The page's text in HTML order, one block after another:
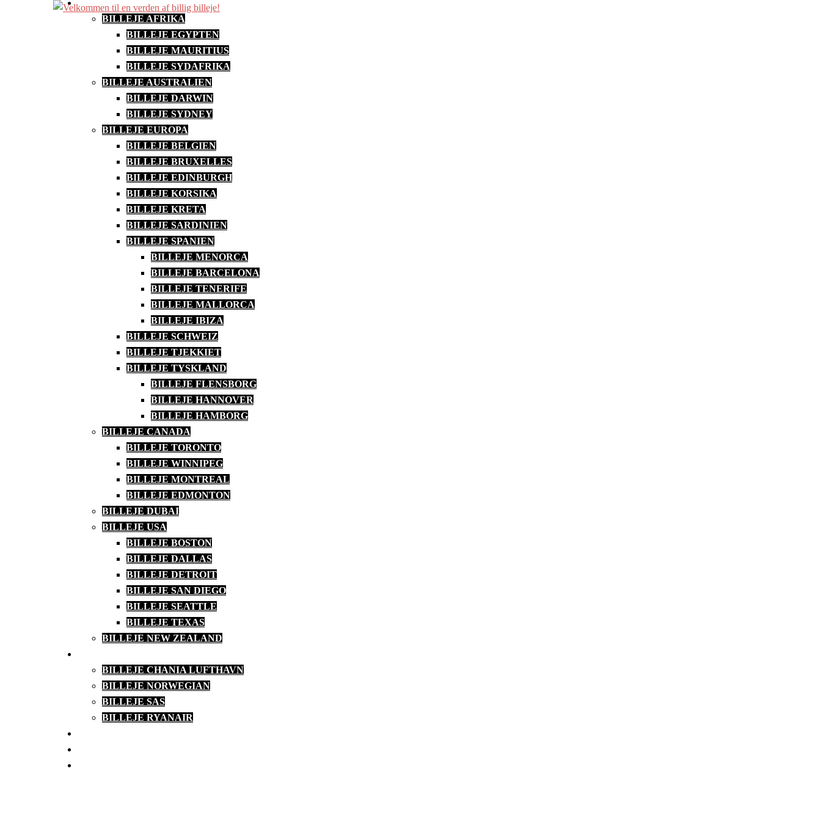
BILLEJE I HELE VERDEN
BILLEJE AFRIKA
BILLEJE EGYPTEN
BILLEJE MAURITIUS
BILLEJE SYDAFRIKA
BILLEJE AUSTRALIEN
BILLEJE DARWIN
BILLEJE SYDNEY
BILLEJE EUROPA
BILLEJE BELGIEN
BILLEJE BRUXELLES
BILLEJE EDINBURGH
BILLEJE KORSIKA
BILLEJE KRETA
BILLEJE SARDINIEN
BILLEJE SPANIEN
BILLEJE MENORCA
BILLEJE BARCELONA
BILLEJE TENERIFE
BILLEJE MALLORCA
BILLEJE IBIZA
BILLEJE SCHWEIZ
BILLEJE TJEKKIET
BILLEJE TYSKLAND
BILLEJE FLENSBORG
BILLEJE HANNOVER
BILLEJE HAMBORG
BILLEJE CANADA
BILLEJE TORONTO
BILLEJE WINNIPEG
BILLEJE MONTREAL
BILLEJE EDMONTON
BILLEJE DUBAI
BILLEJE USA
BILLEJE BOSTON
BILLEJE DALLAS
BILLEJE DETROIT
BILLEJE SAN DIEGO
BILLEJE SEATTLE
BILLEJE TEXAS
BILLEJE NEW ZEALAND
BILLEJE CHANIA LUFTHAVN
BILLEJE NORWEGIAN
BILLEJE SAS
BILLEJE RYANAIR